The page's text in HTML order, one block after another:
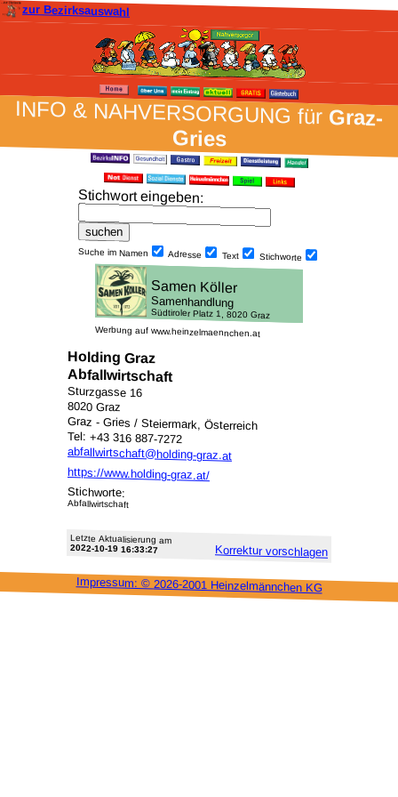
zur Bezirksauswahl
INFO & NAH­VER­SORG­UNG fürGraz-
Gries
Stich­wort ein­geben:
Suche im Namen Adresse Text Stich­worte
Werbung auf www.heinzelmaennchen.at
Holding Graz
Abfallwirtschaft
Sturzgasse 16
8020 Graz
Graz - Gries / Steiermark, Österreich
Tel: +43 316 887-7272
abfallwirtschaft@holding-graz.at
https://www.holding-graz.at/
Stichworte:
Abfallwirtschaft
Letzte Aktu­alisie­rung am
2022-10-19 16:33:27 Korrektur vor­schlagen
Impressum: © 2026-2001 Heinzel­männchen KG